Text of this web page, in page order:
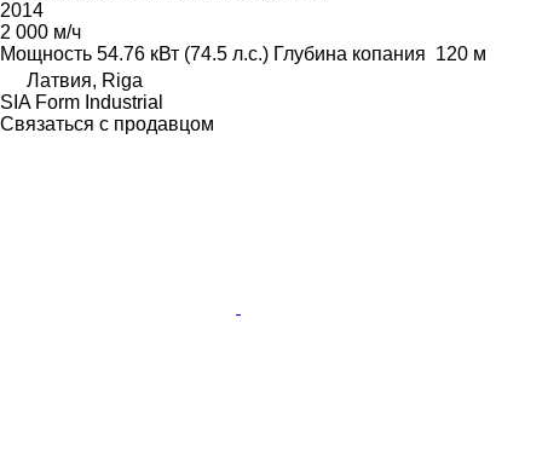
2014
2 000 м/ч
Мощность 54.76 кВт (74.5 л.с.) Глубина копания 120 м
Латвия, Riga
SIA Form Industrial
Связаться с продавцом